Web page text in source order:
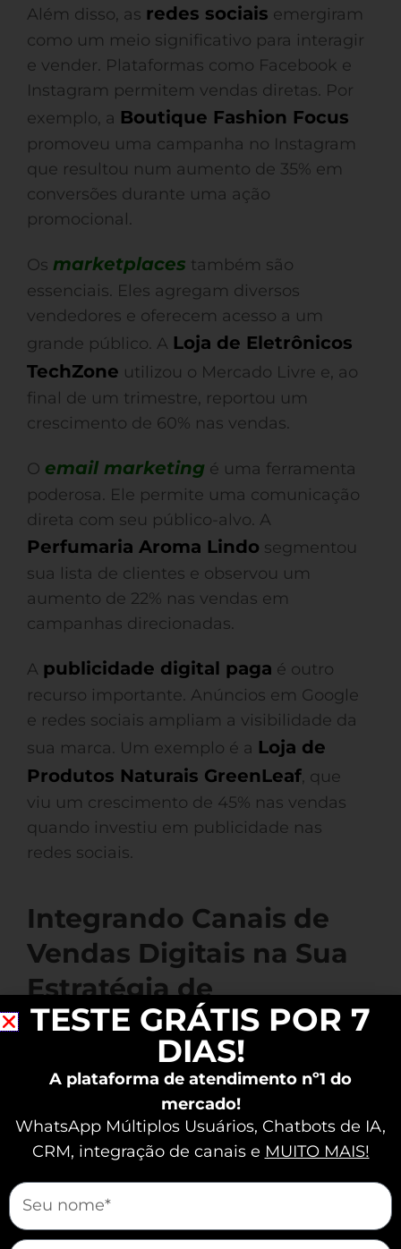
Além disso, as redes sociais emergiram
como um meio significativo para interagir
e vender. Plataformas como Facebook e
Instagram permitem vendas diretas. Por
exemplo, a Boutique Fashion Focus
promoveu uma campanha no Instagram
que resultou num aumento de 35% em
conversões durante uma ação
promocional.
Os marketplaces também são
essenciais. Eles agregam diversos
vendedores e oferecem acesso a um
grande público. A Loja de Eletrônicos
TechZone utilizou o Mercado Livre e, ao
final de um trimestre, reportou um
crescimento de 60% nas vendas.
O email marketing é uma ferramenta
poderosa. Ele permite uma comunicação
direta com seu público-alvo. A
Perfumaria Aroma Lindo segmentou
sua lista de clientes e observou um
aumento de 22% nas vendas em
campanhas direcionadas.
A publicidade digital paga é outro
recurso importante. Anúncios em Google
e redes sociais ampliam a visibilidade da
sua marca. Um exemplo é a Loja de
Produtos Naturais GreenLeaf, que
viu um crescimento de 45% nas vendas
quando investiu em publicidade nas
redes sociais.
Integrando Canais de
Vendas Digitais na Sua
Estratégia de
Marketing Digital
Integrar canais de vendas digitais em sua
estratégia é crucial
. Primeiro,
identifique os canais mais relevantes
para seu negócio. Por exemplo, se seu
AGastronomia em Casa
TESTE GRÁTIS POR 7
DIAS!
A plataforma de atendimento nº1 do
mercado!
WhatsApp Múltiplos Usuários, Chatbots de IA,
CRM, integração de canais e MUITO MAIS!
mauticform[nome]